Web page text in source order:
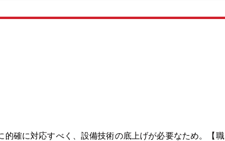
的確に対応すべく、設備技術の底上げが必要なため。【職